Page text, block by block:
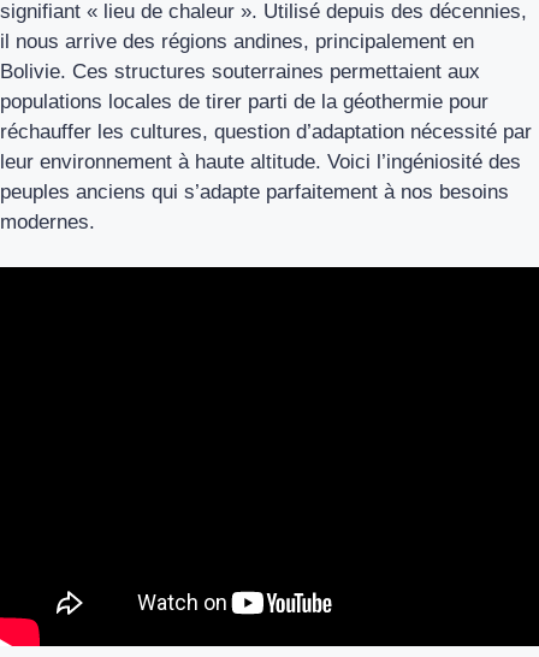
signifiant « lieu de chaleur ». Utilisé depuis des décennies,
il nous arrive des régions andines, principalement en
Bolivie. Ces structures souterraines permettaient aux
populations locales de tirer parti de la géothermie pour
réchauffer les cultures, question d’adaptation nécessité par
leur environnement à haute altitude. Voici l’ingéniosité des
peuples anciens qui s’adapte parfaitement à nos besoins
modernes.